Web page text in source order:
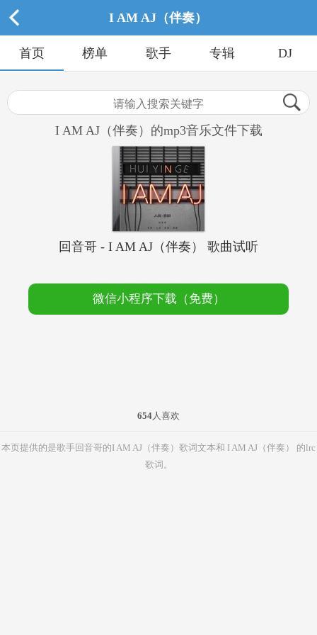
I AM AJ（伴奏）
首页 榜单 歌手 专辑 DJ
I AM AJ（伴奏）的mp3音乐文件下载
回音哥 - I AM AJ（伴奏） 歌曲试听
微信小程序下载（免费）
654人喜欢
本页提供的是歌手回音哥的I AM AJ（伴奏）歌词文本和 I AM AJ（伴奏） 的lrc
歌词。